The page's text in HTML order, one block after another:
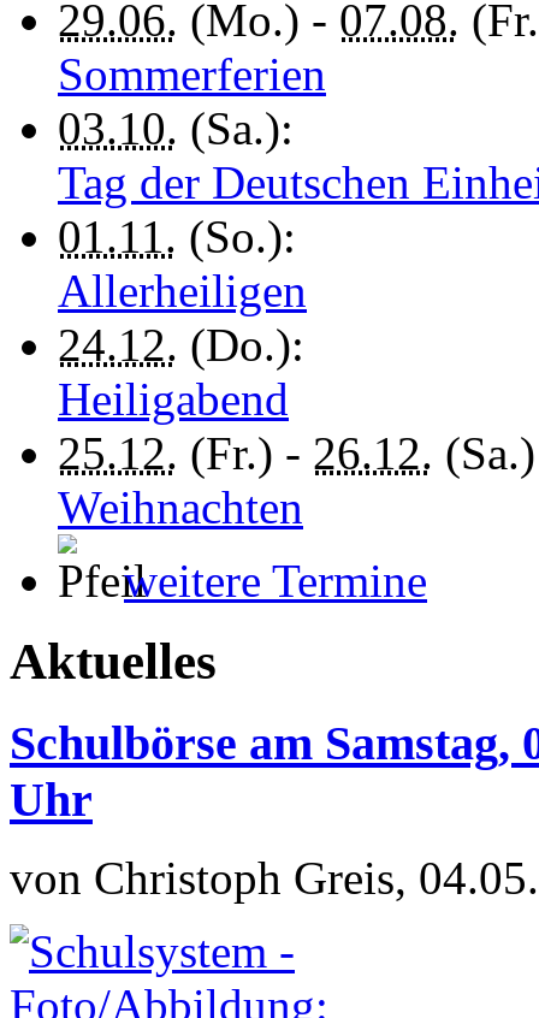
29.06. (Mo.) - 07.08.
Sommerferien
03.10. (Sa.):
Tag der Deutschen
01.11. (So.):
Allerheiligen
24.12. (Do.):
Heiligabend
25.12. (Fr.) - 26.12.
Weihnachten
weitere Termine
Aktuelles
Schulbörse am Samstag,
Uhr
von Christoph Greis,